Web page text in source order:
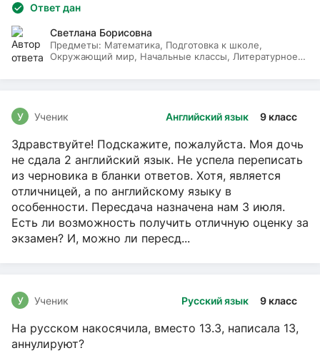
Ответ дан
Светлана Борисовна
Предметы: Математика, Подготовка к школе,
Окружающий мир, Начальные классы, Литературное
Английский язык 9 класс
У Ученик
Здравствуйте! Подскажите, пожалуйста. Моя дочь
не сдала 2 английский язык. Не успела переписать
из черновика в бланки ответов. Хотя, является
отличницей, а по английскому языку в
особенности. Пересдача назначена нам 3 июля.
Есть ли возможность получить отличную оценку за
экзамен? И, можно ли пересд...
Русский язык 9 класс
У Ученик
На русском накосячила, вместо 13.3, написала 13,
аннулируют?